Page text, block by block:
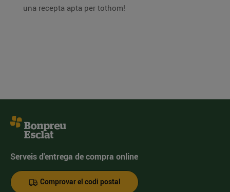
una recepta apta per tothom!
Serveis d'entrega de compra online
Comprovar el codi postal